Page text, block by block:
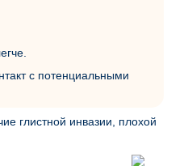
с потенциальными
глистной инвазии, плохой